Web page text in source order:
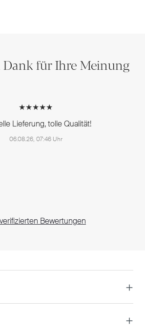
Dank für Ihre Meinung
★★★★★
Lieferung, tolle Qualität!
06.08.26, 07:46 Uhr
Bewertungen